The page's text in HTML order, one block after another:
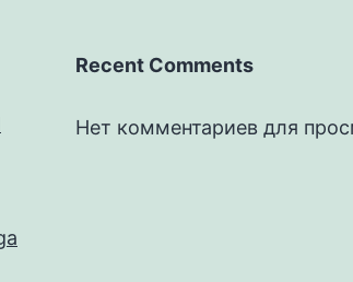
Recent Comments
Нет комментариев для